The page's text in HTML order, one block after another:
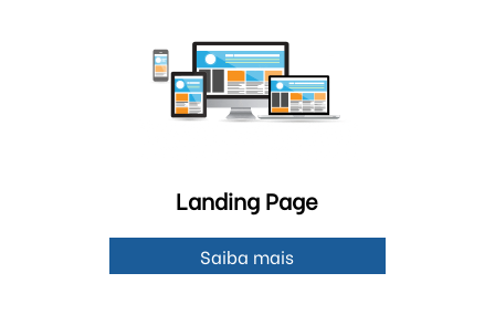
Landing Page
Saiba mais